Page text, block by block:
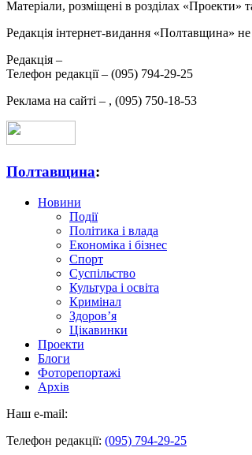
Матеріали, розміщені в розділах «Проекти»
Редакція інтернет-видання «Полтавщина» не
Редакція –
Телефон редакції – (095) 794-29-25
Реклама на сайті – , (095) 750-18-53
Полтавщина:
Новини
Події
Політика і влада
Економіка і бізнес
Спорт
Суспільство
Культура і освіта
Кримінал
Здоров’я
Цікавинки
Проекти
Блоги
Фоторепортажі
Архів
Наш e-mail:
Телефон редакції: (095) 794-29-25